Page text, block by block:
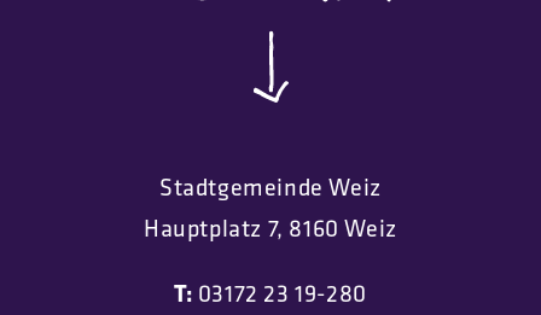
Stadtgemeinde Weiz
Hauptplatz 7, 8160 Weiz
T: 03172 23 19-280